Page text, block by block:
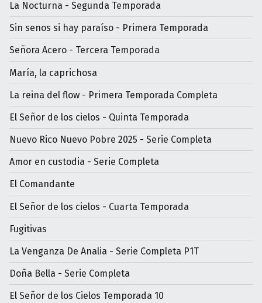
La Nocturna - Segunda Temporada
Sin senos si hay paraíso - Primera Temporada
Señora Acero - Tercera Temporada
María, la caprichosa
La reina del flow - Primera Temporada Completa
El Señor de los cielos - Quinta Temporada
Nuevo Rico Nuevo Pobre 2025 - Serie Completa
Amor en custodia - Serie Completa
El Comandante
El Señor de los cielos - Cuarta Temporada
Fugitivas
La Venganza De Analia - Serie Completa P1T
Doña Bella - Serie Completa
El Señor de los Cielos Temporada 10